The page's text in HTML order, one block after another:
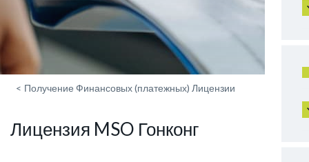
< Получение Финансовых (платежных) Лицензии
Лицензия MSO Гонконг